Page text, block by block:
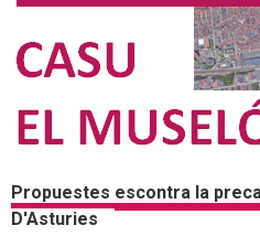
Propuestes escontra la
D'Asturies